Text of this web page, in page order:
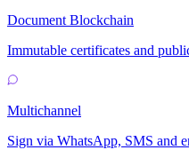
Document Blockchain
Immutable certificates and
Multichannel
Sign via WhatsApp, SMS and